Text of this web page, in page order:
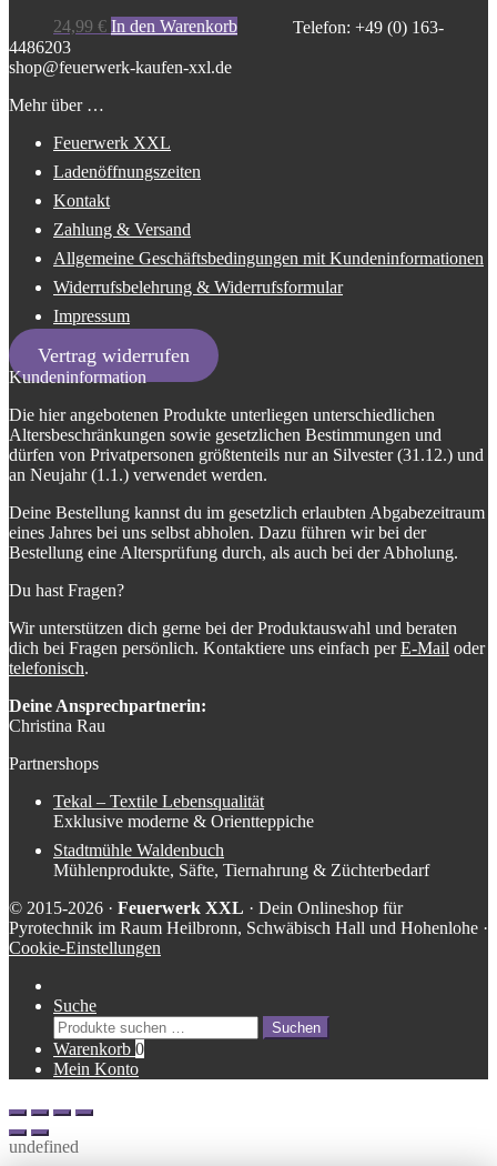
24,99 € In den Warenkorb
Telefon: +49 (0) 163-
4486203
shop@feuerwerk-kaufen-xxl.de
Mehr über …
Feuerwerk XXL
Ladenöffnungszeiten
Kontakt
Zahlung & Versand
Allgemeine Geschäftsbedingungen mit Kundeninformationen
Widerrufsbelehrung & Widerrufsformular
Impressum
Vertrag widerrufen
Kundeninformation
Die hier angebotenen Produkte unterliegen unterschiedlichen
Altersbeschränkungen sowie gesetzlichen Bestimmungen und
dürfen von Privatpersonen größtenteils nur an Silvester (31.12.) und
an Neujahr (1.1.) verwendet werden.
Deine Bestellung kannst du im gesetzlich erlaubten Abgabezeitraum
eines Jahres bei uns selbst abholen. Dazu führen wir bei der
Bestellung eine Altersprüfung durch, als auch bei der Abholung.
Du hast Fragen?
Wir unterstützen dich gerne bei der Produktauswahl und beraten
dich bei Fragen persönlich. Kontaktiere uns einfach perE-Mail oder
telefonisch.
Deine Ansprechpartnerin:
Christina Rau
Partnershops
Tekal – Textile Lebensqualität
Exklusive moderne & Orientteppiche
Stadtmühle Waldenbuch
Mühlenprodukte, Säfte, Tiernahrung & Züchterbedarf
© 2015-2026 · Feuerwerk XXL · Dein Onlineshop für
Pyrotechnik im Raum Heilbronn, Schwäbisch Hall und Hohenlohe ·
Cookie-Einstellungen
Suche
Suche
nach:
Suchen
Warenkorb 0
Mein Konto
undefined